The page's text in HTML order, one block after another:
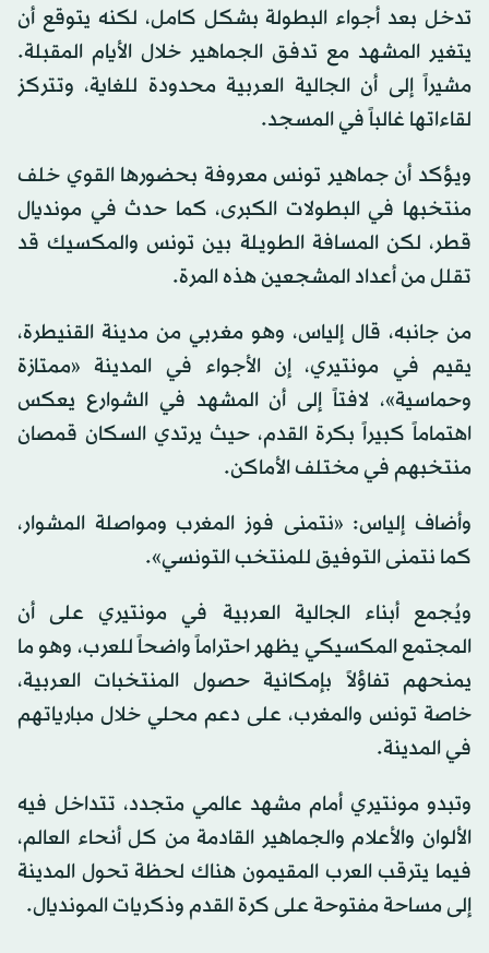
تدخل بعد أجواء البطولة بشكل كامل، لكنه يتوقع أن
يتغير المشهد مع تدفق الجماهير خلال الأيام المقبلة.
مشيراً إلى أن الجالية العربية محدودة للغاية، وتتركز
لقاءاتها غالباً في المسجد.
ويؤكد أن جماهير تونس معروفة بحضورها القوي خلف
منتخبها في البطولات الكبرى، كما حدث في مونديال
قطر، لكن المسافة الطويلة بين تونس والمكسيك قد
تقلل من أعداد المشجعين هذه المرة.
من جانبه، قال إلياس، وهو مغربي من مدينة القنيطرة،
يقيم في مونتيري، إن الأجواء في المدينة «ممتازة
وحماسية»، لافتاً إلى أن المشهد في الشوارع يعكس
اهتماماً كبيراً بكرة القدم، حيث يرتدي السكان قمصان
منتخبهم في مختلف الأماكن.
وأضاف إلياس: «نتمنى فوز المغرب ومواصلة المشوار،
كما نتمنى التوفيق للمنتخب التونسي».
ويُجمع أبناء الجالية العربية في مونتيري على أن
المجتمع المكسيكي يظهر احتراماً واضحاً للعرب، وهو ما
يمنحهم تفاؤلاً بإمكانية حصول المنتخبات العربية،
خاصة تونس والمغرب، على دعم محلي خلال مبارياتهم
في المدينة.
وتبدو مونتيري أمام مشهد عالمي متجدد، تتداخل فيه
الألوان والأعلام والجماهير القادمة من كل أنحاء العالم،
فيما يترقب العرب المقيمون هناك لحظة تحول المدينة
إلى مساحة مفتوحة على كرة القدم وذكريات المونديال.